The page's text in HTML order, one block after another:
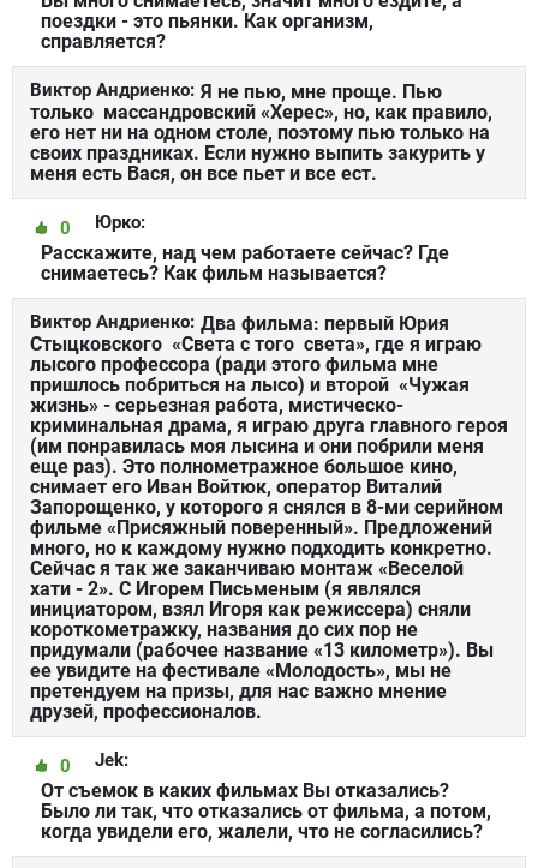
поездки - это пьянки. Как организм,
справляется?
Виктор Андриенко: Я не пью, мне проще. Пью
только массандровский «Херес», но, как правило,
его нет ни на одном столе, поэтому пью только на
своих праздниках. Если нужно выпить закурить у
меня есть Вася, он все пьет и все ест.
Юрко:
0
Расскажите, над чем работаете сейчас? Где
снимаетесь? Как фильм называется?
Виктор Андриенко: Два фильма: первый Юрия
Стыцковского «Света с того света», где я играю
лысого профессора (ради этого фильма мне
пришлось побриться на лысо) и второй «Чужая
жизнь» - серьезная работа, мистическо-
криминальная драма, я играю друга главного героя
(им понравилась моя лысина и они побрили меня
еще раз). Это полнометражное большое кино,
снимает его Иван Войтюк, оператор Виталий
Запорощенко, у которого я снялся в 8-ми серийном
фильме «Присяжный поверенный». Предложений
много, но к каждому нужно подходить конкретно.
Сейчас я так же заканчиваю монтаж «Веселой
хати - 2». С Игорем Письменым (я являлся
инициатором, взял Игоря как режиссера) сняли
короткометражку, названия до сих пор не
придумали (рабочее название «13 километр»). Вы
ее увидите на фестивале «Молодость», мы не
претендуем на призы, для нас важно мнение
друзей, профессионалов.
Jek:
0
От съемок в каких фильмах Вы отказались?
Было ли так, что отказались от фильма, а потом,
когда увидели его, жалели, что не согласились?